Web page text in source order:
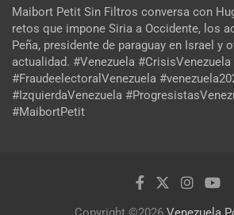
Maibort Petit Sin Filtros conversa con
retos que impone Siria a Occidente, los
Peña, presidente de paraguay en Israel y
actualidad. #Venezuela #CrisisVenezuela
#FraudeelectoralVenezuela
#IzquierdaVenezuela
#MaibortPetit